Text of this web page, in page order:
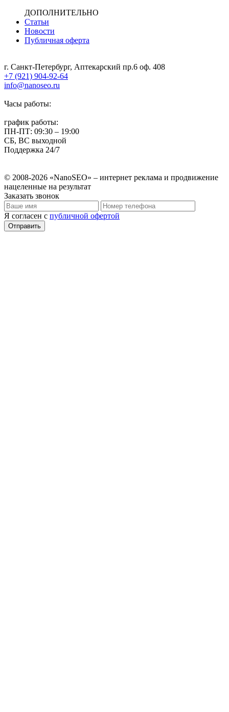
ДОПОЛНИТЕЛЬНО
Статьи
Новости
Публичная оферта
г. Санкт-Петербург, Аптекарский пр.6 оф. 408
+7 (921) 904-92-64
info@nanoseo.ru
Часы работы:
график работы:
ПН-ПТ: 09:30 – 19:00
СБ, ВС выходной
Поддержка 24/7
© 2008-2026 «NanoSEO» – интернет реклама и продвижение
нацеленные на результат
Заказать звонок
Я согласен с публичной офертой
Отправить